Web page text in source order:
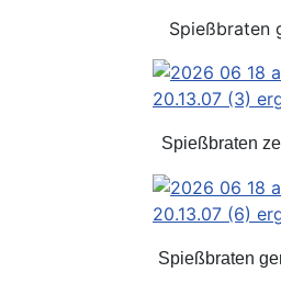
Spießbraten
Spießbraten
Spießbraten